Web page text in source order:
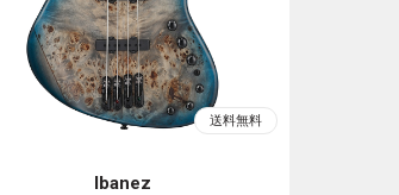
Ibanez